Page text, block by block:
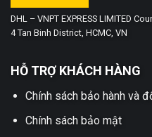
DHL – VNPT EXPRESS LIMITED
4 Tan Binh District, HCMC, VN
HỖ TRỢ KHÁCH HÀNG
Chính sách bảo hành và
Chính sách bảo mật